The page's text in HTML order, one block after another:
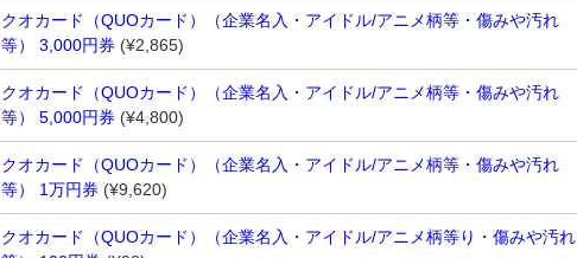
クオカード（QUOカード）（企業名入・アイドル/アニメ柄等・傷みや汚れ
等） 3,000円券 (¥2,865)
クオカード（QUOカード）（企業名入・アイドル/アニメ柄等・傷みや汚れ
等） 5,000円券 (¥4,800)
クオカード（QUOカード）（企業名入・アイドル/アニメ柄等・傷みや汚れ
等） 1万円券 (¥9,620)
クオカード（QUOカード）（企業名入・アイドル/アニメ柄等り・傷みや汚れ